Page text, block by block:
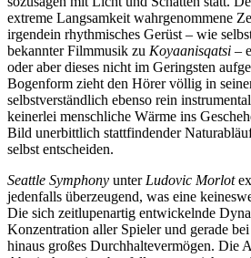
extreme Langsamkeit wahrgenommene
irgendein rhythmisches Gerüst – wie
bekannter Filmmusik zu Koyaanisqatsi –
oder aber dieses nicht im Geringsten
Bogenform zieht den Hörer völlig in
selbstverständlich ebenso rein
keinerlei menschliche Wärme ins
Bild unerbittlich stattfindender
selbst entscheiden.
Seattle Symphony unter Ludovic Morlot
jedenfalls überzeugend, was eine
Die sich zeitlupenartig entwickelnde
Konzentration aller Spieler und gerade
hinaus großes Durchhaltevermögen. Die